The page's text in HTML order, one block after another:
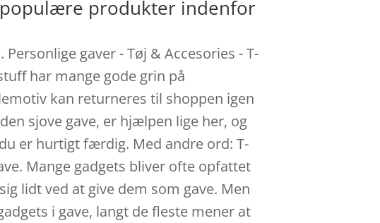
populære produkter indenfor
gaver - Tøj & Accesories - T-
har mange gode grin på
kan returneres til shoppen igen
sjove gave, er hjælpen lige her, og
er hurtigt færdig. Med andre ord: T-
Mange gadgets bliver ofte opfattet
lidt ved at give dem som gave. Men
i gave, langt de fleste mener at